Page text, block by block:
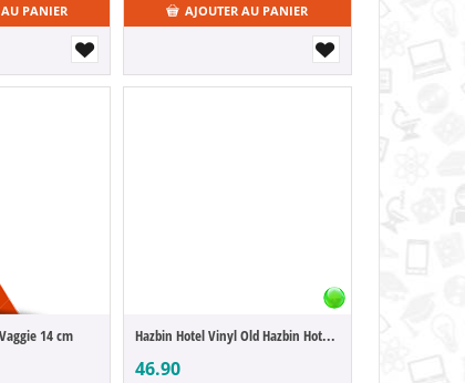
PANIER AJOUTER AU PANIER
14 cm Hazbin Hotel Vinyl Old Hazbin Hotel 19 cm
46.90